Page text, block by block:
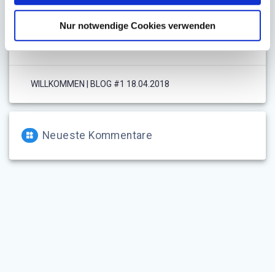
Nur notwendige Cookies verwenden
05.08.2018
WILLKOMMEN | BLOG #1 18.04.2018
Neueste Kommentare